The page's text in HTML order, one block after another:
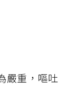
嚴重，嘔吐